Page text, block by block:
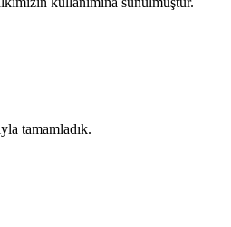
tamamladık.